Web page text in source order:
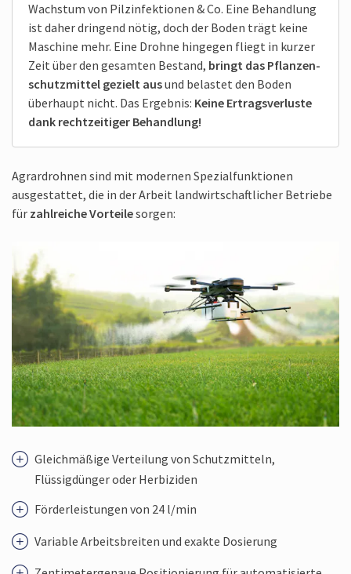
Wachstum von Pilzinfektionen & Co. Eine Behandlung
ist daher dringend nötig, doch der Boden trägt keine
Maschine mehr. Eine Drohne hingegen fliegt in kurzer
Zeit über den gesamten Bestand, bringt das Pflanzen­
schutzmittel gezielt ausund belastet den Boden
überhaupt nicht. Das Ergebnis: Keine Ertragsverluste
dank rechtzeitiger Behandlung!
Agrardrohnen sind mit modernen Spezial­funktionen
ausgestattet, die in der Arbeit land­wirtschaftlicher Betriebe
für zahlreiche Vorteilesorgen:
Gleichmäßige Verteilung von Schutzmitteln,
Flüssigdünger oder Herbiziden
Förder­leistungen von 24 l/min
Variable Arbeitsbreiten und exakte Dosierung